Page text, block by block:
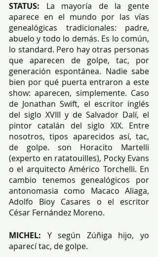
STATUS: La mayoría de la gente
aparece en el mundo por las vías
genealógicas tradicionales: padre,
abuelo y todo lo demás. Es lo común,
lo standard. Pero hay otras personas
que aparecen de golpe, tac, por
generación espontánea. Nadie sabe
bien por qué puerta entraron a este
show: aparecen, simplemente. Caso
de Jonathan Swift, el escritor inglés
del siglo XVIII y de Salvador Dalí, el
pintor catalán del siglo XIX. Entre
nosotros, tipos aparecidos así, tac,
de golpe. son Horacito Martelli
(experto en ratatouilles), Pocky Evans
o el arquitecto Américo Torchelli. En
cambio tenemos genealógicos por
antonomasia como Macaco Aliaga,
Adolfo Bioy Casares o el escritor
César Fernández Moreno.
MICHEL: Y según Zúñiga hijo, yo
aparecí tac, de golpe.